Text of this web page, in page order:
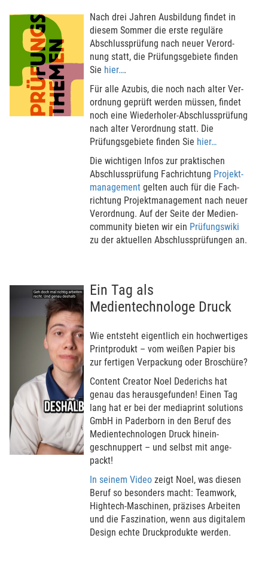
Nach drei Jahren Aus­bil­dung findet in
diesem Sommer die erste reguläre
Abschluss­­prüfung nach neuer Ver­­­ord­
nung statt, die Prüfungsgebi­ete finden
Sie hier….
Für alle Azubis, die noch nach alter Ver­
ord­nung geprüft werden müssen, findet
noch eine Wied­er­ho­ler-Abschluss­­prüfung
nach alter Ver­­­ord­nung statt. Die
Prüfungsgebi­ete finden Sie hier…
Die wich­tigen Infos zur prak­ti­schen
Abschluss­prüfung Fach­rich­tung Projekt­
manage­ment gelten auch für die Fach­
rich­tung Projekt­manage­ment nach neuer
Ver­ord­nung. Auf der Seite der Medien­
community bieten wir ein Prüfungswiki
zu der aktuel­len Abschluss­prü­fungen an.
Ein Tag als
Medientechnologe Druck
Wie ent­steht eigent­lich ein hoch­wer­tiges
Print­pro­dukt – vom weißen Papier bis
zur fer­tigen Ver­packung oder Broschüre?
Content Creator Noel Dede­richs hat
genau das her­ausgefunden! Einen Tag
lang hat er bei der medi­aprint solu­ti­ons
GmbH in Paderborn in den Beruf des
Medi­en­tech­no­logen Druck hinein­
geschnup­pert – und selbst mit ange­
packt!
In seinem Video zeigt Noel, was diesen
Beruf so besonders macht: Team­work,
Hightech-Maschi­nen, präzi­ses Arbei­ten
und die Faszi­na­tion, wenn aus digi­talem
Design echte Druck­pro­dukte werden.